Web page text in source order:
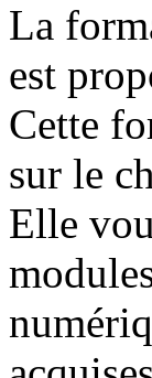
La
est
Cette
sur le
Elle